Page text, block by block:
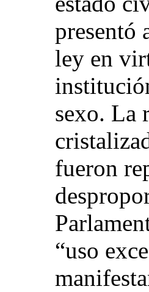
presentó
ley en
sexo. La
fueron
“uso